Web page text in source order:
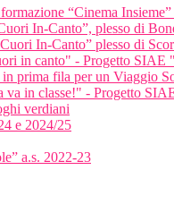
“Cinema
In-Canto”, plesso di
In-Canto” plesso di
in canto" - Progetto SIAE
prima fila per un Viaggio
in classe!" - Progetto
verdiani
e 2024/25
a.s. 2022-23